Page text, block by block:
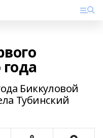
Биккуловой
Тубинский